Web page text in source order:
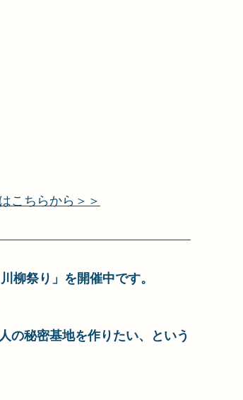
こちらから＞＞
柳祭り」を開催中です。
の秘密基地を作りたい、という